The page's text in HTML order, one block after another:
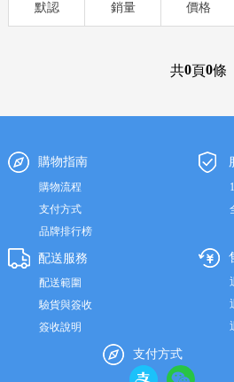
默認 銷量 價格
共0頁0條
購物指南
購物流程
支付方式
品牌排行榜
配送服務
配送範圍
驗貨與簽收
簽收說明
支付方式